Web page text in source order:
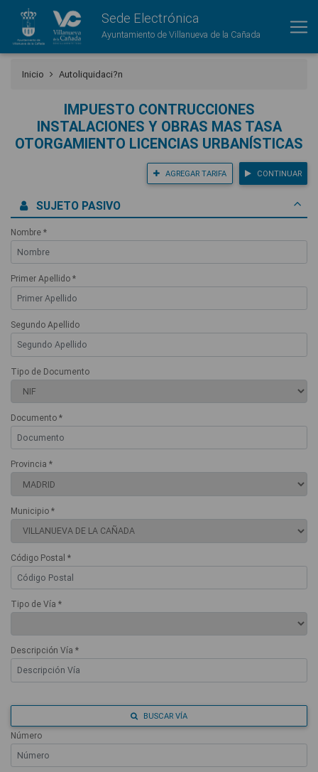
Sede Electrónica
Ayuntamiento de Villanueva de la Cañada
Inicio Autoliquidaci?n
IMPUESTO CONTRUCCIONES
INSTALACIONES Y OBRAS MAS TASA
OTORGAMIENTO LICENCIAS URBANÍSTICAS
AGREGAR TARIFA CONTINUAR
SUJETO PASIVO
Nombre *
Primer Apellido *
Segundo Apellido
Tipo de Documento
Documento *
Provincia *
Municipio *
Código Postal *
Tipo de Vía *
Descripción Vía *
BUSCAR VÍA
Número